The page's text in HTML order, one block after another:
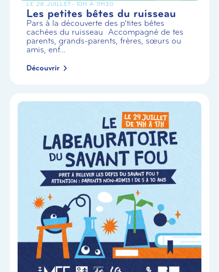
LE 28 JUILLET- 10H À 11H30
Les petites bêtes du ruisseau
Pars à la découverte des p’tites bêtes
cachées du ruisseau Accompagné de tes
parents, grands-parents, frères, sœurs ou
amis, enf...
Découvrir